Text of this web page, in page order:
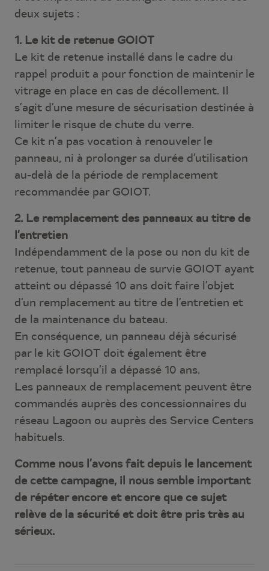
deux sujets :
1. Le kit de retenue GOIOT
Le kit de retenue installé dans le cadre du
rappel produit a pour fonction de maintenir le
vitrage en place en cas de décollement. Il
s’agit d’une mesure de sécurisation destinée à
limiter le risque de chute du verre.
Ce kit n’a pas vocation à renouveler le
panneau, ni à prolonger sa durée d’utilisation
au-delà de la période de remplacement
recommandée par GOIOT.
2. Le remplacement des panneaux au titre de
l’entretien
Indépendamment de la pose ou non du kit de
retenue, tout panneau de survie GOIOT ayant
atteint ou dépassé 10 ans doit faire l’objet
d’un remplacement au titre de l’entretien et
de la maintenance du bateau.
En conséquence, un panneau déjà sécurisé
par le kit GOIOT doit également être
remplacé lorsqu’il a dépassé 10 ans.
Les panneaux de remplacement peuvent être
commandés auprès des concessionnaires du
réseau Lagoon ou auprès des Service Centers
habituels.
Comme nous l’avons fait depuis le lancement
de cette campagne, il nous semble important
de répéter encore et encore que ce sujet
relève de la sécurité et doit être pris très au
sérieux.